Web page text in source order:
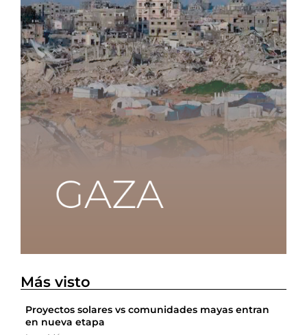
Más visto
Proyectos solares vs comunidades mayas entran
en nueva etapa